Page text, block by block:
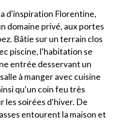
d'inspiration Florentine,
domaine privé, aux portes
Bâtie sur un terrain clos
piscine, l'habitation se
entrée desservant un
à manger avec cuisine
qu'un coin feu très
les soirées d'hiver. De
entourent la maison et